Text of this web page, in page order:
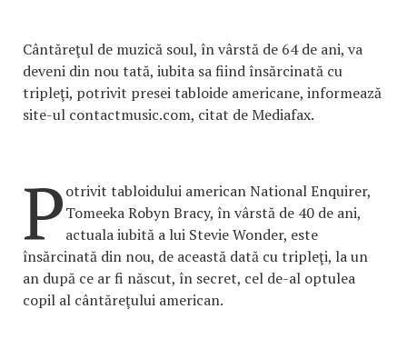
Cântăreţul de muzică soul, în vârstă de 64 de ani, va
deveni din nou tată, iubita sa fiind însărcinată cu
tripleţi, potrivit presei tabloide americane, informează
site-ul contactmusic.com, citat de Mediafax.
Potrivit tabloidului american National Enquirer,
Tomeeka Robyn Bracy, în vârstă de 40 de ani,
actuala iubită a lui Stevie Wonder, este
însărcinată din nou, de această dată cu tripleţi, la un
an după ce ar fi născut, în secret, cel de-al optulea
copil al cântăreţului american.